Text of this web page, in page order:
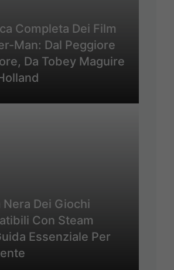
Completa Dei Film
Man: Dal Peggiore
Da Tobey Maguire
Nera Dei Giochi
Con Steam
Essenziale Per